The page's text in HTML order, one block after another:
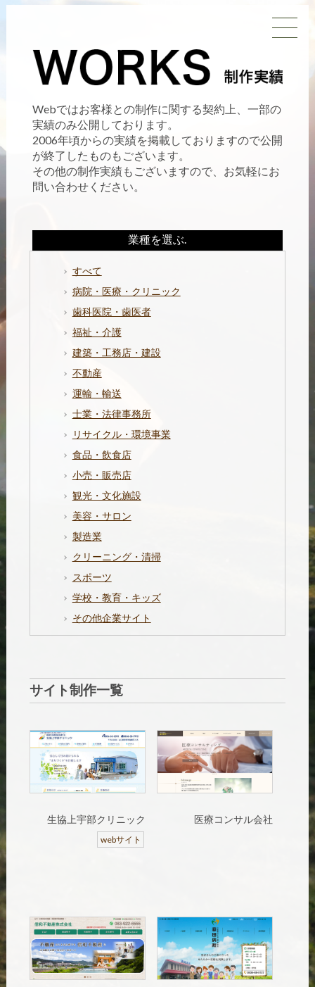
Webではお客様との制作に関する契約上、一部の
実績のみ公開しております。
2006年頃からの実績を掲載しておりますので公開
が終了したものもございます。
その他の制作実績もございますので、お気軽にお
問い合わせください。
業種を選ぶ.
すべて
病院・医療・クリニック
歯科医院・歯医者
福祉・介護
建築・工務店・建設
不動産
運輸・輸送
士業・法律事務所
リサイクル・環境事業
食品・飲食店
小売・販売店
観光・文化施設
美容・サロン
製造業
クリーニング・清掃
スポーツ
学校・教育・キッズ
その他企業サイト
サイト制作一覧
生協上宇部クリニック
webサイト
医療コンサル会社